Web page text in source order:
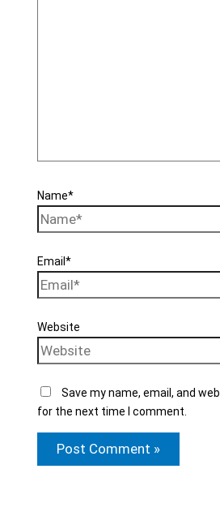
Name*
Email*
Website
Save my name, email, and
for the next time I comment.